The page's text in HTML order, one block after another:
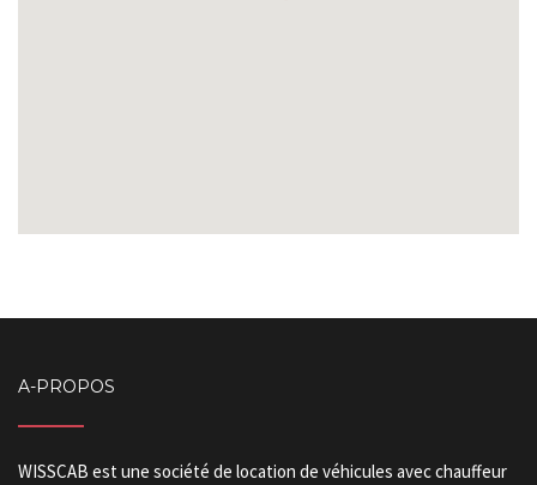
A-PROPOS
WISSCAB est une société de location de véhicules avec chauffeur